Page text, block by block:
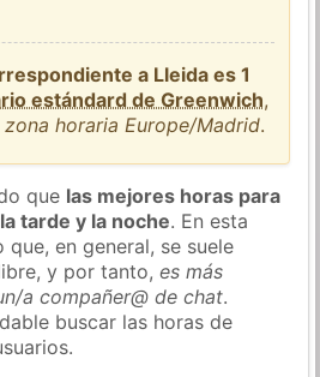
a Lleida es 1
estándard de Greenwich,
horaria Europe/Madrid.
que las mejores horas para
tarde y la noche. En esta
en general, se suele
y por tanto,es más
a compañer@ de chat.
buscar las horas de